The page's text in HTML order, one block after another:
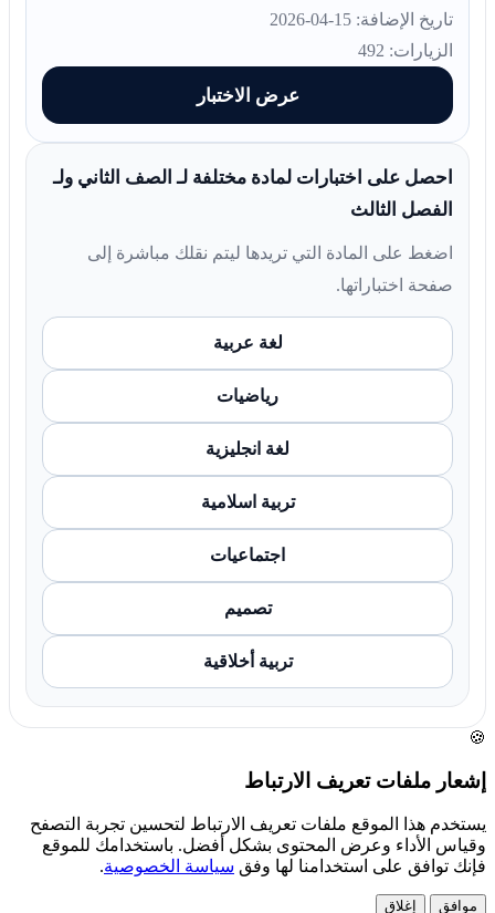
تاريخ الإضافة: 15-04-2026
الزيارات: 492
عرض الاختبار
احصل على اختبارات لمادة مختلفة لـ الصف الثاني ولـ
الفصل الثالث
اضغط على المادة التي تريدها ليتم نقلك مباشرة إلى
صفحة اختباراتها.
لغة عربية
رياضيات
لغة انجليزية
تربية اسلامية
اجتماعيات
تصميم
تربية أخلاقية
🍪
إشعار ملفات تعريف الارتباط
يستخدم هذا الموقع ملفات تعريف الارتباط لتحسين تجربة التصفح
وقياس الأداء وعرض المحتوى بشكل أفضل. باستخدامك للموقع
فإنك توافق على استخدامنا لها وفق سياسة الخصوصية.
موافق إغلاق